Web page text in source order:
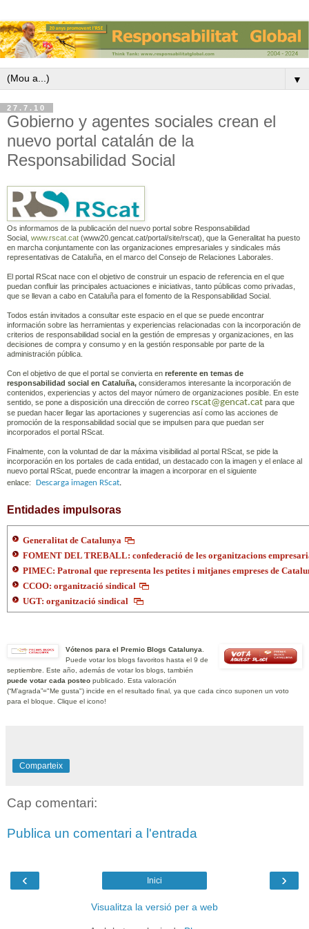
▼
27.7.10
Gobierno y agentes sociales crean el
nuevo portal catalán de la
Responsabilidad Social
Os informamos de la publicación del nuevo portal sobre Responsabilidad
Social, www.rscat.cat (www20.gencat.cat/portal/site/rscat), que la Generalitat ha puesto
en marcha conjuntamente con las organizaciones empresariales y sindicales más
representativas de Cataluña, en el marco del Consejo de Relaciones Laborales.
El portal RScat nace con el objetivo de construir un espacio de referencia en el que
puedan confluir las principales actuaciones e iniciativas, tanto públicas como privadas,
que se llevan a cabo en Cataluña para el fomento de la Responsabilidad Social.
Todos están invitados a consultar este espacio en el que se puede encontrar
información sobre las herramientas y experiencias relacionadas con la incorporación de
criterios de responsabilidad social en la gestión de empresas y organizaciones, en las
decisiones de compra y consumo y en la gestión responsable por parte de la
administración pública.
Con el objetivo de que el portal se convierta en referente en temas de
responsabilidad social en Cataluña, consideramos interesante la incorporación de
contenidos, experiencias y actos del mayor número de organizaciones posible. En este
sentido, se pone a disposición una dirección de correo rscat@gencat.cat para que
se puedan hacer llegar las aportaciones y sugerencias así como las acciones de
promoción de la responsabilidad social que se impulsen para que puedan ser
incorporados el portal RScat.
Finalmente, con la voluntad de dar la máxima visibilidad al portal RScat, se pide la
incorporación en los portales de cada entidad, un destacado con la imagen y el enlace al
nuevo portal RScat, puede encontrar la imagen a incorporar en el siguiente
enlace:
Descarga imagen RScat.
Entidades impulsoras
Generalitat de Catalunya
FOMENT DEL TREBALL: confederació de les organitzacions
PIMEC: Patronal que representa les petites i mitjanes empreses de
CCOO: organització sindical
UGT: organització sindical
Vótenos para el Premio Blogs Catalunya
Puede votar los blogs favoritos hasta el 9 de
septiembre. Este año, además de votar los blogs, también
puede votar cada posteo publicado. Esta valoración
(“M’agrada”="Me gusta") incide en el resultado final, ya que cada cinco suponen un voto
para el bloque. Clique el icono!
Comparteix
Cap comentari:
Publica un comentari a l'entrada
‹ ›
Inici
Visualitza la versió per a web